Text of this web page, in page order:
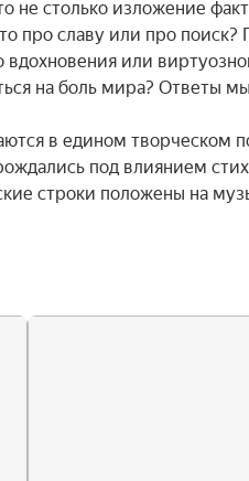
не столько изложение
про славу или про
или
на боль мира? Ответы
в едином творческом
под влиянием
строки положены на